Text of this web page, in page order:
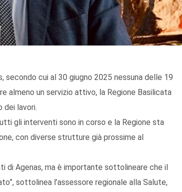
cui al 30 giugno 2025 nessuna delle 19
almeno un servizio attivo, la Regione Basilicata
dei lavori.
gli interventi sono in corso e la Regione sta
con diverse strutture già prossime al
di Agenas, ma è importante sottolineare che il
sottolinea l’assessore regionale alla Salute,